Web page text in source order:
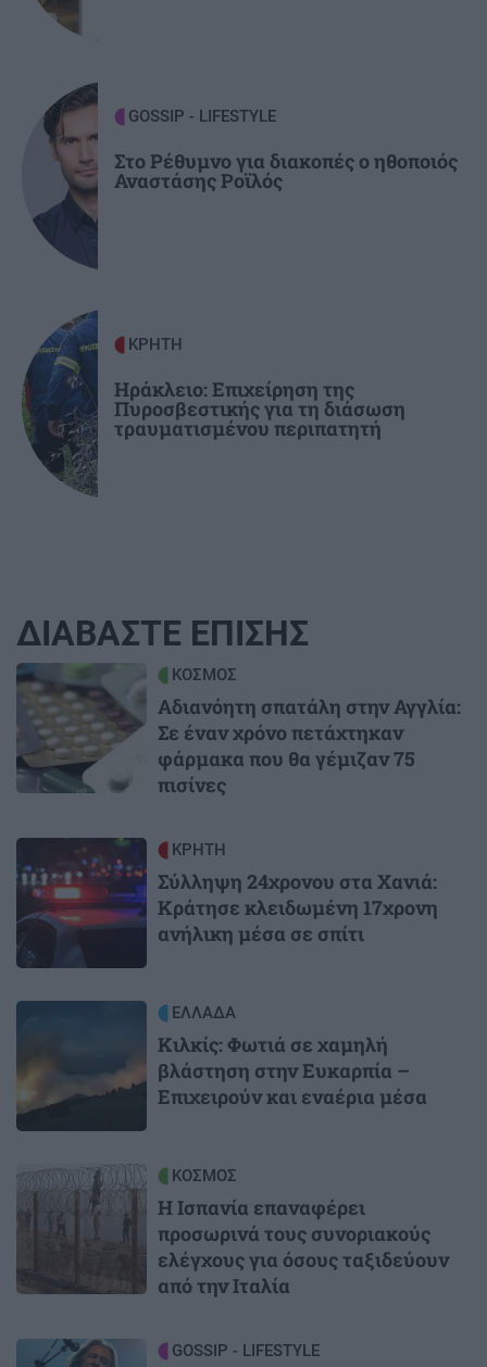
Τουρνάς: "Είναι μύθος πως έχουμε λύσει το
ΕΛΛΑΔΑ
Το χωριό στην Ελλάδα που πήρε το όνομά του
επειδή δεν το βλέπει ο ήλιος (βίντεο)
GOSSIP - LIFESTYLE
Στο Ρέθυμνο για διακοπές ο ηθοποιός
Αναστάσης Ροϊλός
ΚΡΗΤΗ
Ηράκλειο: Επιχείρηση της
Πυροσβεστικής για τη διάσωση
τραυματισμένου περιπατητή
ΔΙΑΒΑΣΤΕ ΕΠΙΣΗΣ
Image ΚΟΣΜΟΣ
Αδιανόητη σπατάλη στην Αγγλία:
Σε έναν χρόνο πετάχτηκαν
φάρμακα που θα γέμιζαν 75
πισίνες
ΚΡΗΤΗ
Σύλληψη 24χρονου στα Χανιά:
Κράτησε κλειδωμένη 17χρονη
ανήλικη μέσα σε σπίτι
ΕΛΛΑΔΑ
Κιλκίς: Φωτιά σε χαμηλή
βλάστηση στην Ευκαρπία –
Επιχειρούν και εναέρια μέσα
Image ΚΟΣΜΟΣ
Η Ισπανία επαναφέρει
προσωρινά τους συνοριακούς
ελέγχους για όσους ταξιδεύουν
από την Ιταλία
Image GOSSIP - LIFESTYLE